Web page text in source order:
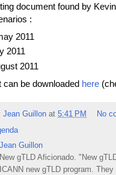
document found by
:
2011
2011
2011
can be downloaded here
Jean Guillon at 5:41 PM
No
Jean Guillon
New gTLD Aficionado. "New
ICANN new gTLD program.